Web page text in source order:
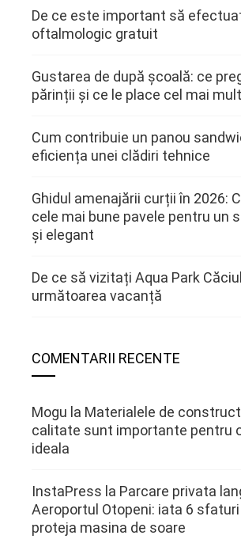
De ce este important să
oftalmologic gratuit
Gustarea de după școală: ce
părinții și ce le place cel mai
Cum contribuie un panou
eficiența unei clădiri tehnice
Ghidul amenajării curții în 2026:
cele mai bune pavele pentru un
și elegant
De ce să vizitați Aqua Park
următoarea vacanță
COMENTARII RECENTE
Mogu la Materialele de
calitate sunt importante pentru
ideala
InstaPress la Parcare privata
Aeroportul Otopeni: iata 6
proteja masina de soare